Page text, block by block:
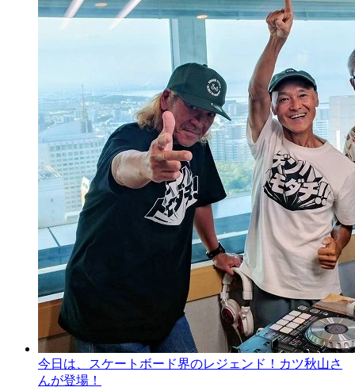
今日は、スケートボード界のレジェンド！カツ秋山さ
んが登場！